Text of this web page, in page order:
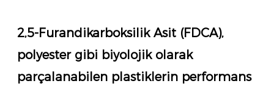
2,5-Furandikarboksilik Asit (FDCA),
polyester gibi biyolojik olarak
parçalanabilen plastiklerin performans